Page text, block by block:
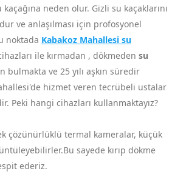
kaçağına neden olur. Gizli su kaçaklarını
ve anlaşılması için profosyonel
noktada Kabakoz Mahallesi su
ile kırmadan , dökmeden su
bulmakta ve 25 yılı aşkın süredir
hizmet veren tecrübeli ustalar
Peki hangi cihazları kullanmaktayız?
çözünürlüklü termal kameralar, küçük
sayede kırıp dökme
ederiz.